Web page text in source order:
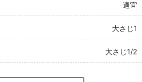
適宜
大さじ1
大さじ1/2